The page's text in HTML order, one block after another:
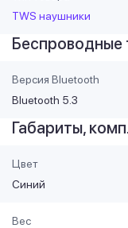
TWS наушники
Беспроводные
Версия Bluetooth
Bluetooth 5.3
Габариты,
Цвет
Синий
Вес